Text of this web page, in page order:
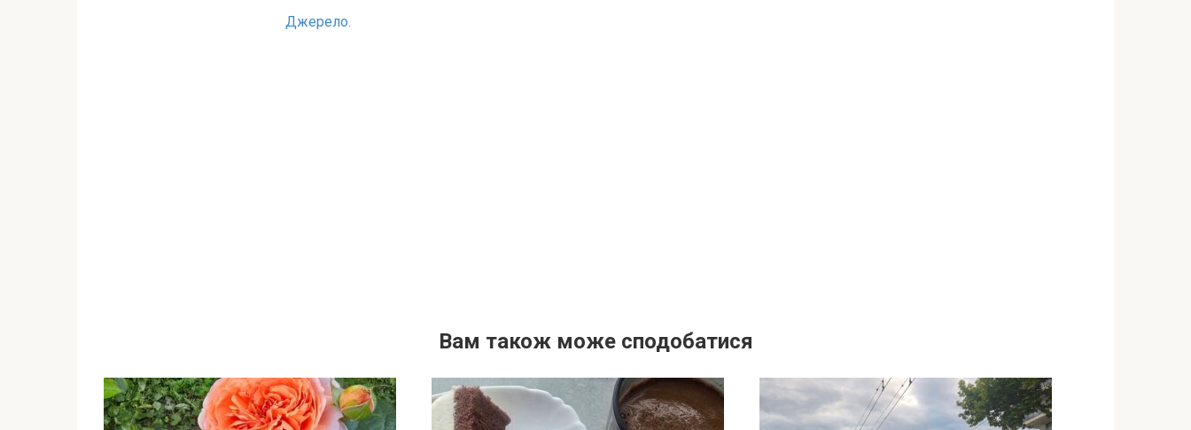
Джерело.
Вам також може сподобатися